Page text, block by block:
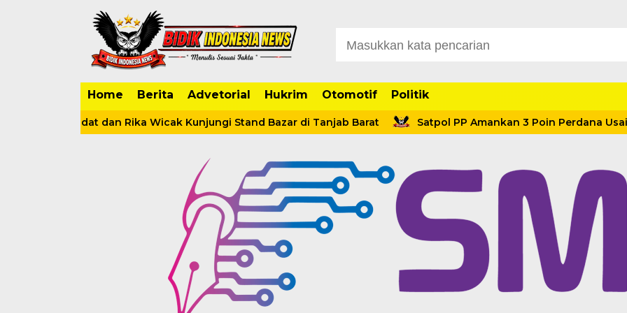
Home Berita Advetorial Hukrim Otomotif Politik
Sadat dan Rika Wicak Kunjungi Stand Bazar di Tanjab Barat Satpol PP Amankan 3 Poin Perdana Usai